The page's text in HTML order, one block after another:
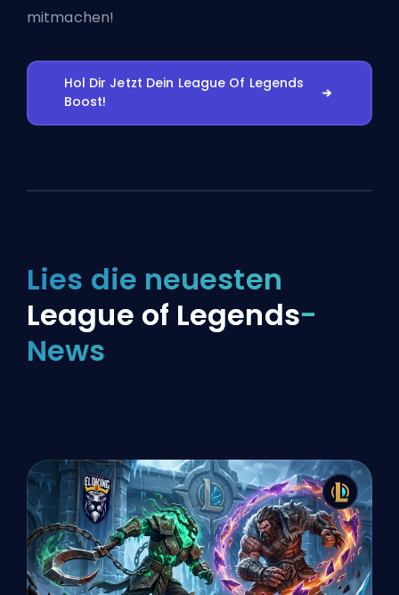
mitmachen!
Hol Dir Jetzt Dein League Of Legends
Boost!
Lies die neuesten
League of Legends-
News